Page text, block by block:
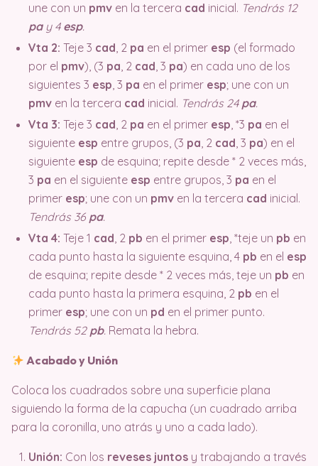
une con un pmv en la tercera cad inicial. Tendrás 12
pay 4 esp.
Vta 2: Teje 3 cad, 2 pa en el primer esp (el formado
por el pmv), (3 pa, 2 cad, 3 pa) en cada uno de los
siguientes 3 esp, 3 pa en el primer esp; une con un
pmv en la tercera cad inicial. Tendrás 24 pa.
Vta 3: Teje 3 cad, 2 pa en el primer esp, *3 pa en el
siguiente esp entre grupos, (3 pa, 2 cad, 3 pa) en el
siguiente esp de esquina; repite desde * 2 veces más,
3 pa en el siguiente esp entre grupos, 3 pa en el
primer esp; une con un pmv en la tercera cad inicial.
Tendrás 36 pa.
Vta 4: Teje 1 cad, 2 pb en el primer esp, *teje un pb en
cada punto hasta la siguiente esquina, 4 pb en el esp
de esquina; repite desde * 2 veces más, teje un pb en
cada punto hasta la primera esquina, 2 pb en el
primer esp; une con un pd en el primer punto.
Tendrás 52 pb. Remata la hebra.
Acabado y Unión
Coloca los cuadrados sobre una superficie plana
siguiendo la forma de la capucha (un cuadrado arriba
para la coronilla, uno atrás y uno a cada lado).
Unión: Con los reveses juntos y trabajando a través